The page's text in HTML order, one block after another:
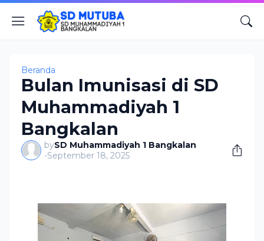
Beranda
Bulan Imunisasi di SD
Muhammadiyah 1
Bangkalan
bySD Muhammadiyah 1 Bangkalan
-September 18, 2025